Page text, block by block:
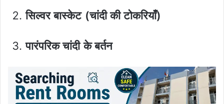
सिल्वर बास्केट (चांदी की टोकरियाँ)
पारंपरिक चांदी के बर्तन